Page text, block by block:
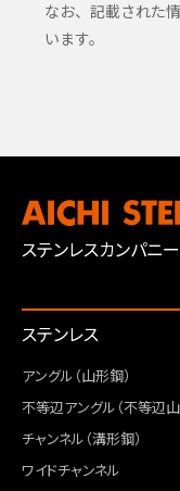
なお、記載された
います。
ステンレスカンパニー
ステンレス
アングル（山形鋼）
不等辺アングル（不等辺山
チャンネル（溝形鋼）
ワイドチャンネル